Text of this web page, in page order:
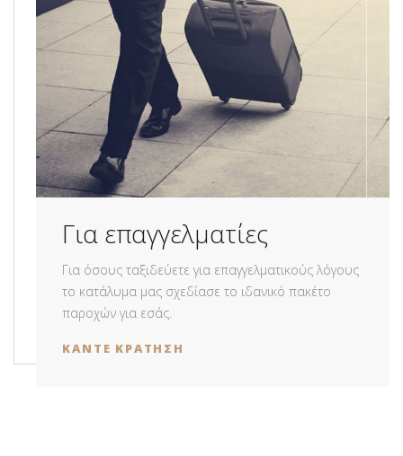
Για επαγγελματίες
Για όσους ταξιδεύετε για επαγγελματικούς λόγους
το κατάλυμα μας σχεδίασε το ιδανικό πακέτο
παροχών για εσάς.
ΚΑΝΤΕ ΚΡΑΤΗΣΗ